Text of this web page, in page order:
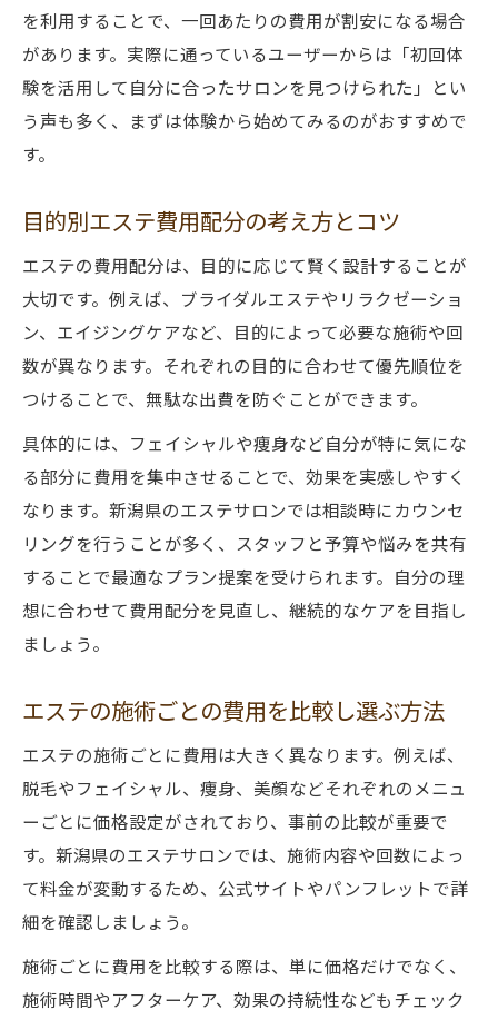
を利用することで、一回あたりの費用が割安になる場合
があります。実際に通っているユーザーからは「初回体
験を活用して自分に合ったサロンを見つけられた」とい
う声も多く、まずは体験から始めてみるのがおすすめで
す。
目的別エステ費用配分の考え方とコツ
エステの費用配分は、目的に応じて賢く設計することが
大切です。例えば、ブライダルエステやリラクゼーショ
ン、エイジングケアなど、目的によって必要な施術や回
数が異なります。それぞれの目的に合わせて優先順位を
つけることで、無駄な出費を防ぐことができます。
具体的には、フェイシャルや痩身など自分が特に気にな
る部分に費用を集中させることで、効果を実感しやすく
なります。新潟県のエステサロンでは相談時にカウンセ
リングを行うことが多く、スタッフと予算や悩みを共有
することで最適なプラン提案を受けられます。自分の理
想に合わせて費用配分を見直し、継続的なケアを目指し
ましょう。
エステの施術ごとの費用を比較し選ぶ方法
エステの施術ごとに費用は大きく異なります。例えば、
脱毛やフェイシャル、痩身、美顔などそれぞれのメニュ
ーごとに価格設定がされており、事前の比較が重要で
す。新潟県のエステサロンでは、施術内容や回数によっ
て料金が変動するため、公式サイトやパンフレットで詳
細を確認しましょう。
施術ごとに費用を比較する際は、単に価格だけでなく、
施術時間やアフターケア、効果の持続性などもチェック